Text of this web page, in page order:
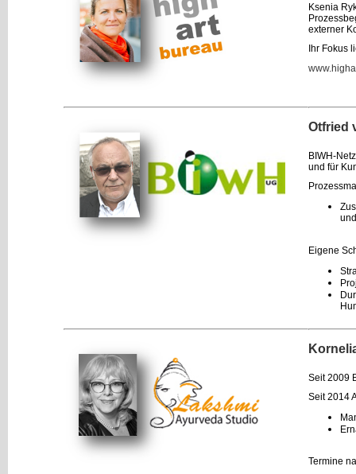
Ksenia
externer
Ihr Fokus
Otfried
BIWH-
und für
Eigene
Seit 2009
Seit 2014
Termine